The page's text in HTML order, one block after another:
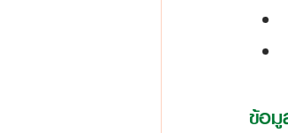
ข้อมู